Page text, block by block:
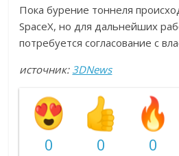
Пока бурение тоннеля
SpaceX, но для дальнейших
потребуется согласование с
источник: 3DNews
0 0 0